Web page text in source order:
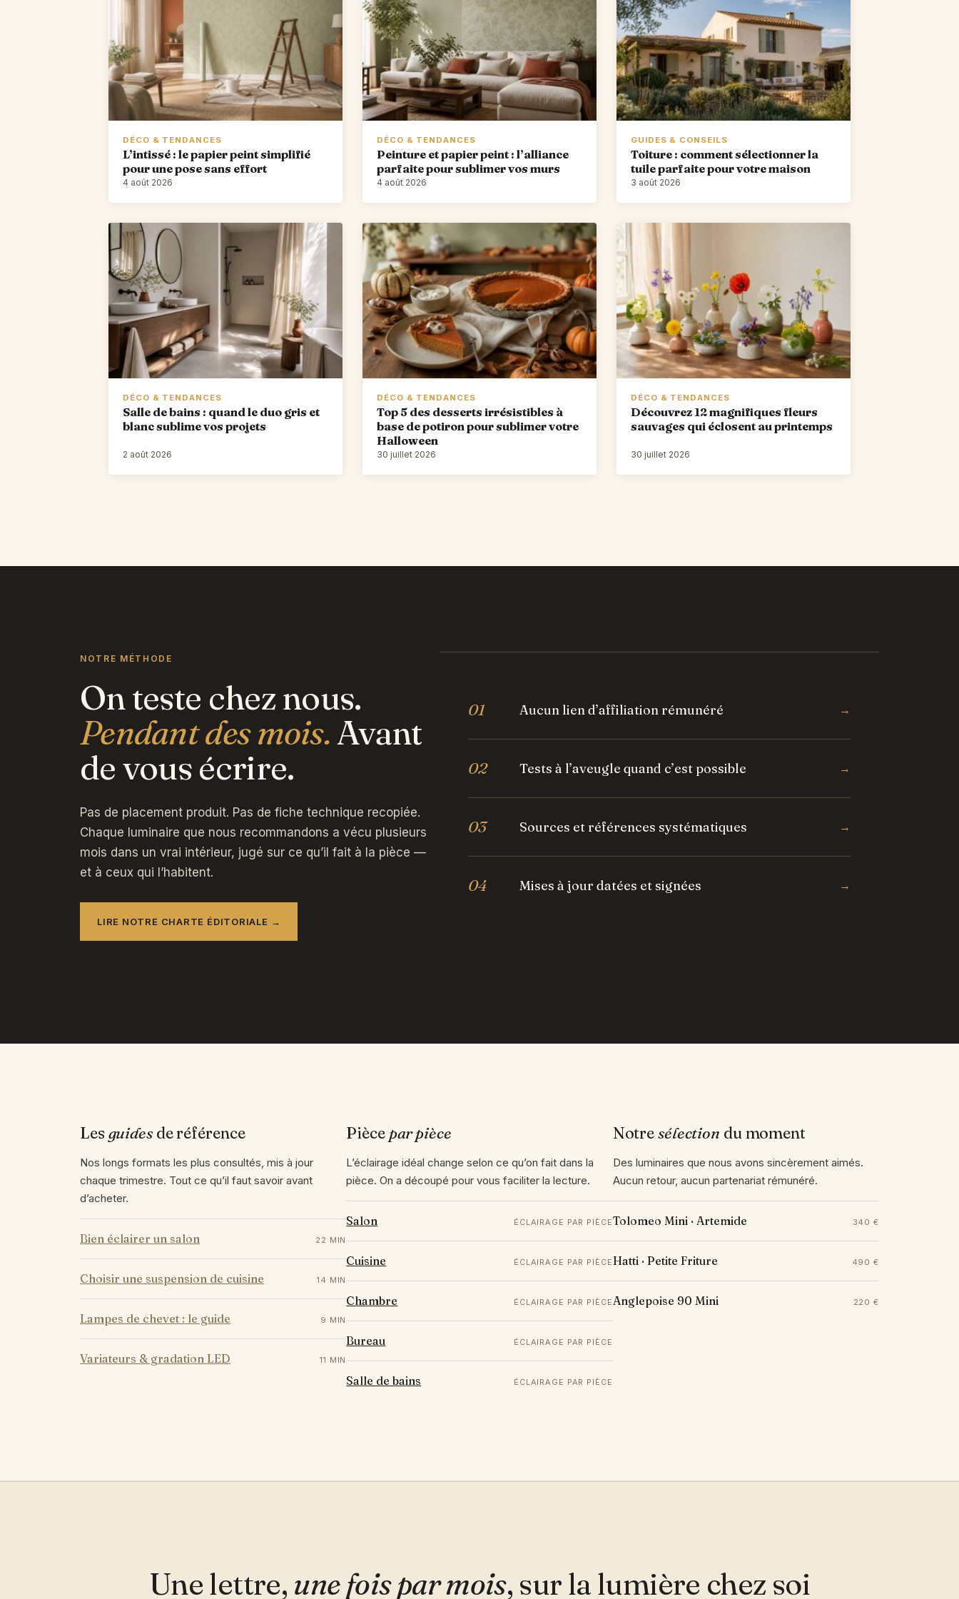
DÉCO & TENDANCES
L’intissé : le papier peint simplifié
pour une pose sans effort
4 août 2026
DÉCO & TENDANCES
Peinture et papier peint : l’alliance
parfaite pour sublimer vos murs
4 août 2026
GUIDES & CONSEILS
Toiture : comment sélectionner la
tuile parfaite pour votre maison
3 août 2026
DÉCO & TENDANCES
Salle de bains : quand le duo gris et
blanc sublime vos projets
2 août 2026
DÉCO & TENDANCES
Top 5 des desserts irrésistibles à
base de potiron pour sublimer votre
Halloween
30 juillet 2026
DÉCO & TENDANCES
Découvrez 12 magnifiques fleurs
sauvages qui éclosent au printemps
30 juillet 2026
NOTRE MÉTHODE
On teste chez nous.
Pendant des mois.Avant
de vous écrire.
Pas de placement produit. Pas de fiche technique recopiée.
Chaque luminaire que nous recommandons a vécu plusieurs
mois dans un vrai intérieur, jugé sur ce qu’il fait à la pièce —
et à ceux qui l’habitent.
LIRE NOTRE CHARTE ÉDITORIALE →
01 Aucun lien d’affiliation rémunéré →
02 Tests à l’aveugle quand c’est possible →
03 Sources et références systématiques →
04 Mises à jour datées et signées →
Lesguidesde référence
Nos longs formats les plus consultés, mis à jour
chaque trimestre. Tout ce qu’il faut savoir avant
d’acheter.
Bien éclairer un salon 22 MIN
Choisir une suspension de cuisine 14 MIN
Lampes de chevet : le guide 9 MIN
Variateurs & gradation LED 11 MIN
Pièce par pièce
L’éclairage idéal change selon ce qu’on fait dans la
pièce. On a découpé pour vous faciliter la lecture.
Salon ÉCLAIRAGE PAR PIÈCE
Cuisine ÉCLAIRAGE PAR PIÈCE
Chambre ÉCLAIRAGE PAR PIÈCE
Bureau ÉCLAIRAGE PAR PIÈCE
Salle de bains ÉCLAIRAGE PAR PIÈCE
Notresélection du moment
Des luminaires que nous avons sincèrement aimés.
Aucun retour, aucun partenariat rémunéré.
Tolomeo Mini · Artemide 340 €
Hatti · Petite Friture 490 €
Anglepoise 90 Mini 220 €
Une lettre, une fois par mois, sur la lumière chez soi